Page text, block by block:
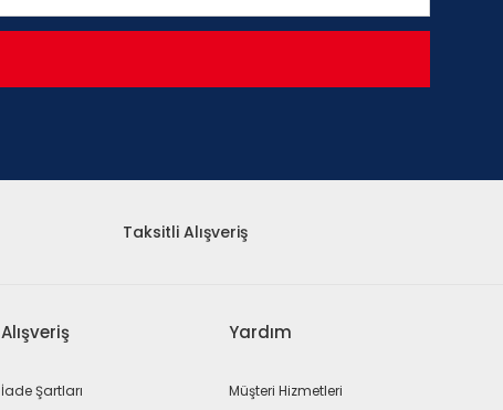
Taksitli Alışveriş
Alışveriş
İade Şartları
Yardım
Müşteri Hizmetleri